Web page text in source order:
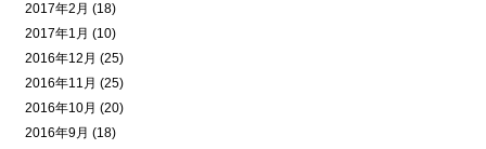
2017年2月 (18)
2017年1月 (10)
2016年12月 (25)
2016年11月 (25)
2016年10月 (20)
2016年9月 (18)